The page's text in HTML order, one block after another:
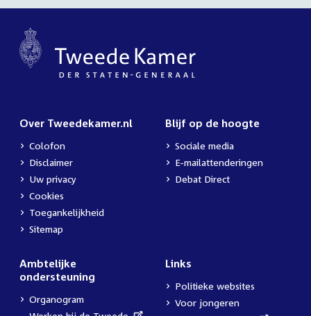
Over Tweedekamer.nl
Colofon
Disclaimer
Uw privacy
Cookies
Toegankelijkheid
Sitemap
Blijf op de hoogte
Sociale media
E-mailattenderingen
Debat Direct
Ambtelijke
ondersteuning
Organogram
Links
Politieke websites
Voor jongeren